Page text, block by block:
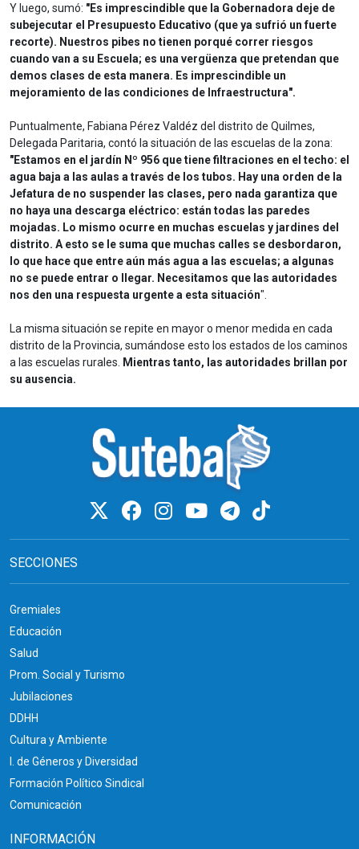
Y luego, sumó: "Es imprescindible que la Gobernadora deje de
subejecutar el Presupuesto Educativo (que ya sufrió un fuerte
recorte). Nuestros pibes no tienen porqué correr riesgos
cuando van a su Escuela; es una vergüenza que pretendan que
demos clases de esta manera. Es imprescindible un
mejoramiento de las condiciones de Infraestructura".
Puntualmente, Fabiana Pérez Valdéz del distrito de Quilmes,
Delegada Paritaria, contó la situación de las escuelas de la zona:
"Estamos en el jardín Nº 956 que tiene filtraciones en el techo: el
agua baja a las aulas a través de los tubos. Hay una orden de la
Jefatura de no suspender las clases, pero nada garantiza que
no haya una descarga eléctrico: están todas las paredes
mojadas. Lo mismo ocurre en muchas escuelas y jardines del
distrito. A esto se le suma que muchas calles se desbordaron,
lo que hace que entre aún más agua a las escuelas; a algunas
no se puede entrar o llegar. Necesitamos que las autoridades
nos den una respuesta urgente a esta situación".
La misma situación se repite en mayor o menor medida en cada
distrito de la Provincia, sumándose esto los estados de los caminos
a las escuelas rurales. Mientras tanto, las autoridades brillan por
su ausencia.
SECCIONES
Gremiales
Educación
Salud
Prom. Social y Turismo
Jubilaciones
DDHH
Cultura y Ambiente
I. de Géneros y Diversidad
Formación Político Sindical
Comunicación
INFORMACIÓN